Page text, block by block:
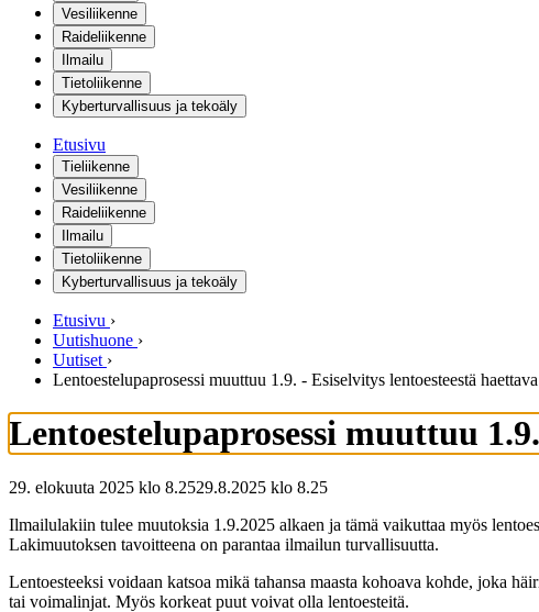
Vesiliikenne
Raideliikenne
Ilmailu
Tietoliikenne
Kyberturvallisuus ja tekoäly
Etusivu
Tieliikenne
Vesiliikenne
Raideliikenne
Ilmailu
Tietoliikenne
Kyberturvallisuus ja tekoäly
Etusivu ›
Uutishuone ›
Uutiset ›
Lentoestelupaprosessi muuttuu 1.9. - Esiselvitys lentoesteestä
Lentoestelupaprosessi muuttuu
29. elokuuta 2025 klo 8.2529.8.2025 klo 8.25
Ilmailulakiin tulee muutoksia 1.9.2025 alkaen ja tämä vaikuttaa myös
Lakimuutoksen tavoitteena on parantaa ilmailun turvallisuutta.
Lentoesteeksi voidaan katsoa mikä tahansa maasta kohoava kohde, joka
tai voimalinjat. Myös korkeat puut voivat olla lentoesteitä.